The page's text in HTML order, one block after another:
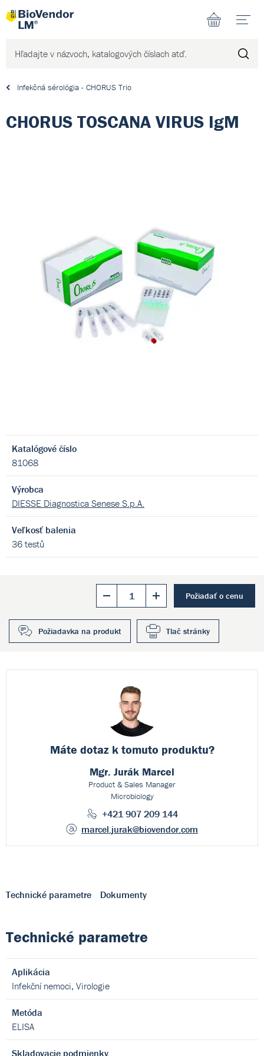
Infekčná sérológia - CHORUS Trio
CHORUS TOSCANA VIRUS IgM
Katalógové číslo
81068
Výrobca
DIESSE Diagnostica Senese S.p.A.
Veľkosť balenia
36 testů
Požiadať o cenu
Požiadavka na produkt Tlač stránky
Máte dotaz k tomuto produktu?
Mgr. Jurák Marcel
Product & Sales Manager
Microbiology
+421 907 209 144
marcel.jurak@biovendor.com
Technické parametre Dokumenty
Technické parametre
Aplikácia
Infekční nemoci, Virologie
Metóda
ELISA
Skladovacie podmienky